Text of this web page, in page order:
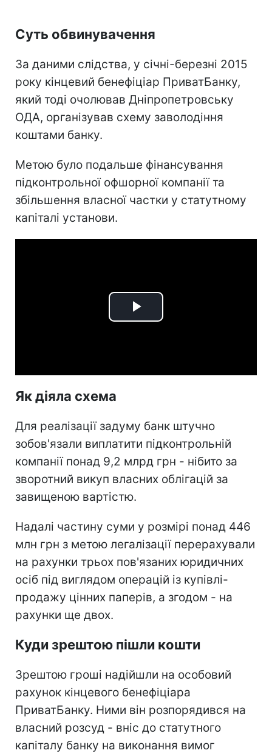
Суть обвинувачення
За даними слідства, у січні-березні 2015
року кінцевий бенефіціар ПриватБанку,
який тоді очолював Дніпропетровську
ОДА, організував схему заволодіння
коштами банку.
Метою було подальше фінансування
підконтрольної офшорної компанії та
збільшення власної частки у статутному
капіталі установи.
Play
Як діяла схема
Для реалізації задуму банк штучно
зобов'язали виплатити підконтрольній
компанії понад 9,2 млрд грн - нібито за
зворотний викуп власних облігацій за
завищеною вартістю.
Надалі частину суми у розмірі понад 446
млн грн з метою легалізації перерахували
на рахунки трьох пов'язаних юридичних
осіб під виглядом операцій із купівлі-
продажу цінних паперів, а згодом - на
рахунки ще двох.
Куди зрештою пішли кошти
Зрештою гроші надійшли на особовий
рахунок кінцевого бенефіціара
ПриватБанку. Ними він розпорядився на
власний розсуд - вніс до статутного
капіталу банку на виконання вимог